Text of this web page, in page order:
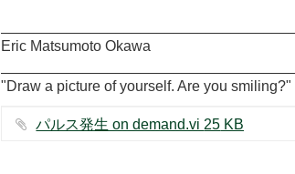
Eric Matsumoto Okawa
"Draw a picture of yourself. Are you smiling?"
パルス発生 on demand.vi ‏25 KB